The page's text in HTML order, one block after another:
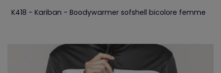
K418 - Kariban - Boodywarmer sofshell bicolore femme